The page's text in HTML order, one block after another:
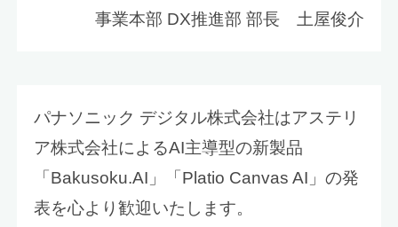
事業本部 DX推進部 部長 土屋俊介
パナソニック デジタル株式会社はアステリ
ア株式会社によるAI主導型の新製品
「Bakusoku.AI」「Platio Canvas AI」の発
表を心より歓迎いたします。